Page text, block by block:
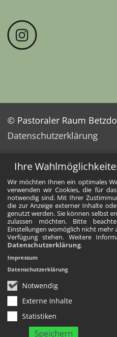
Ihre
Wir möchten Ihnen ein optimales
verwenden wir Cookies, die für
notwendig sind. Mit Ihrer
die zur Anzeige externer Inhalte
genutzt werden. Sie können selbst
zulassen möchten. Bitte
Einstellungen womöglich nicht mehr
Verfügung stehen. Weitere
Datenschutzerklärung.
Notwendig
Externe Inhalte
Statistiken
Speichern
Impressum
Datenschutzerklärung
© Pastoraler Raum
Datenschutzerklärung